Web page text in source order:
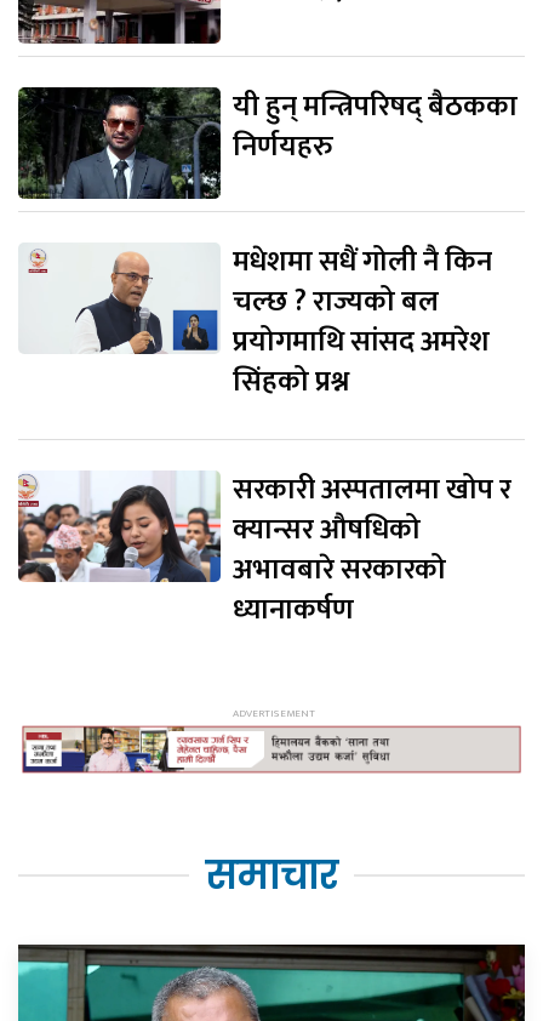
यी हुन् मन्त्रिपरिषद् बैठकका
निर्णयहरु
मधेशमा सधैं गोली नै किन
चल्छ ? राज्यको बल
प्रयोगमाथि सांसद अमरेश
सिंहको प्रश्न
सरकारी अस्पतालमा खोप र
क्यान्सर औषधिको
अभावबारे सरकारको
ध्यानाकर्षण
समाचार